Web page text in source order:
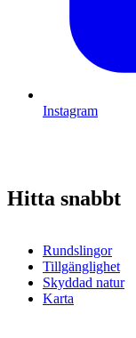
Instagram
Hitta snabbt
Rundslingor
Tillgänglighet
Skyddad natur
Karta